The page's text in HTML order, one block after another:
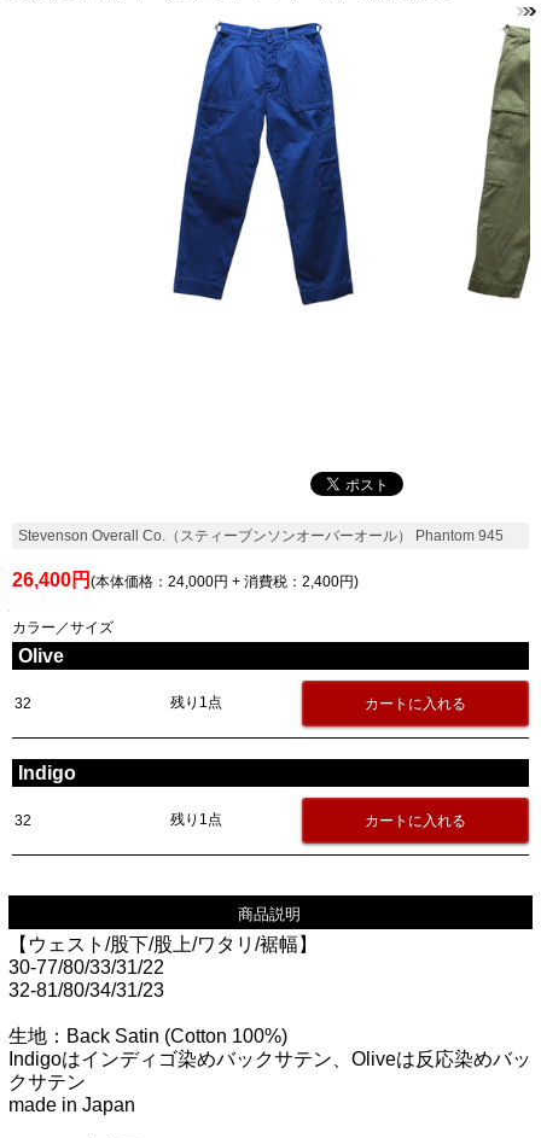
Stevenson Overall Co.（スティーブンソンオーバーオール） Phantom 945
26,400円 (本体価格：24,000円 + 消費税：2,400円)
カラー／サイズ
Olive
32 残り1点
Indigo
32 残り1点
商品説明
【ウェスト/股下/股上/ワタリ/裾幅】
30-77/80/33/31/22
32-81/80/34/31/23
生地：Back Satin (Cotton 100%)
Indigoはインディゴ染めバックサテン、Oliveは反応染めバッ
クサテン
made in Japan